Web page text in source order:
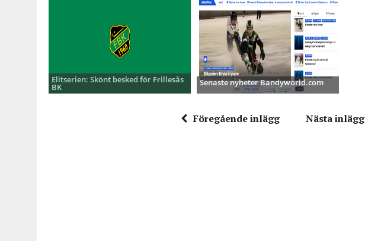
Elitserien: Skönt besked för Frillesås
BK Senaste nyheter Bandyworld.com
Föregående inlägg Nästa inlägg